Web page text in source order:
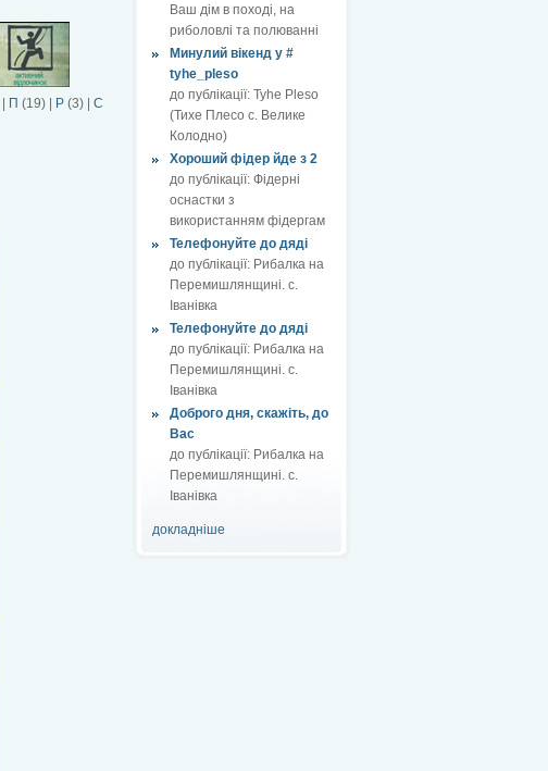
Ваш дім в поході, на
риболовлі та полюванні
Минулий вікенд у #
tyhe_pleso
до публікації: Tyhe Pleso
(Тихе Плесо с. Велике
Колодно)
Хороший фідер йде з 2
до публікації: Фідерні
оснастки з
використанням фідергам
Телефонуйте до дяді
до публікації: Рибалка на
Перемишлянщині. с.
Іванівка
Телефонуйте до дяді
до публікації: Рибалка на
Перемишлянщині. с.
Іванівка
Доброго дня, скажіть, до
Вас
до публікації: Рибалка на
Перемишлянщині. с.
Іванівка
докладніше
П (19) Р (3)
С